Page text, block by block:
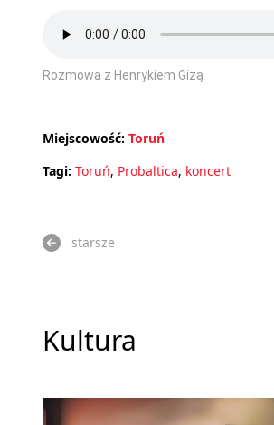
Rozmowa z Henrykiem Gizą
Miejscowość: Toruń
Tagi: Toruń, Probaltica, koncert
starsze
Kultura